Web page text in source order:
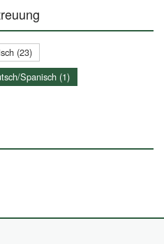
(23)
Spanisch (1)